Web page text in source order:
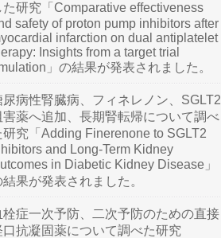
た研究「Comparative effectiveness
safety of proton pump inhibitors after
infarction on dual antiplatelet
Insights from a target trial
」の結果が発表されました。
尿病性腎臓病、フィネレノン、SGLT2
害薬へ追加、長期腎転帰について調べ
研究「Adding Finerenone to SGLT2
and Long-Term Kidney
in Diabetic Kidney Disease」
結果が発表されました。
栓症一次予防、二次予防のための直接
口抗凝固薬について調べた研究